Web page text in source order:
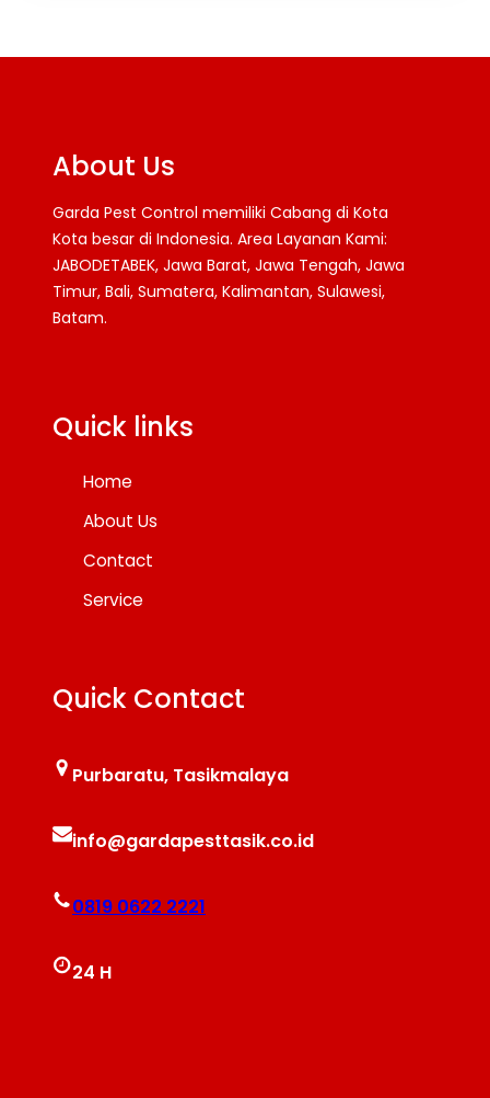
About Us
Garda Pest Control memiliki Cabang di Kota
Kota besar di Indonesia. Area Layanan Kami:
JABODETABEK, Jawa Barat, Jawa Tengah, Jawa
Timur, Bali, Sumatera, Kalimantan, Sulawesi,
Batam.
Quick links
Home
About Us
Contact
Service
Quick Contact
Purbaratu, Tasikmalaya
info@gardapesttasik.co.id
0819 0622 2221
24 H